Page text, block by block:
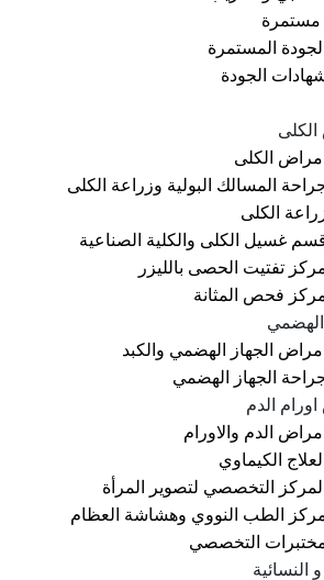
مستمرة
الجودة المستمرة
الجودة
الكلى
امراض الكلى
المسالك البولية وزراعة الكلى
الكلى
غسيل الكلى والكلية الصناعية
تفتيت الحصى بالليزر
فحص المثانة
الهضمي
امراض الجهاز الهضمي والكبد
الجهاز الهضمي
الدم
امراض الدم والاورام
العلاج الكيماوي
المركز التخصصي لتصوير المرأة
الطب النووي وهشاشة العظام
التخصصي
و النسائية